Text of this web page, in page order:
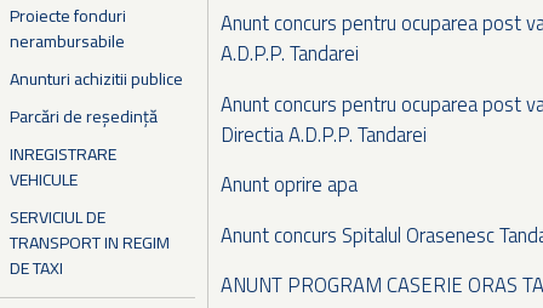
Proiecte fonduri
nerambursabile
Anunturi achizitii publice
Parcări de reședință
INREGISTRARE
VEHICULE
SERVICIUL DE
TRANSPORT IN REGIM
DE TAXI
Anunt concurs pentru ocuparea post
A.D.P.P. Tandarei
Anunt concurs pentru ocuparea post
Directia A.D.P.P. Tandarei
Anunt oprire apa
Anunt concurs Spitalul Orasenesc
ANUNT PROGRAM CASERIE ORAS